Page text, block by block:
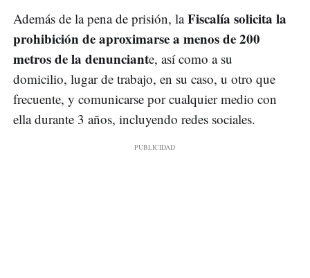
Además de la pena de prisión, laFiscalía solicita la
prohibición de aproximarse a menos de 200
metros de la denunciante, así como a su
domicilio, lugar de trabajo, en su caso, u otro que
frecuente, y comunicarse por cualquier medio con
ella durante 3 años, incluyendo redes sociales.